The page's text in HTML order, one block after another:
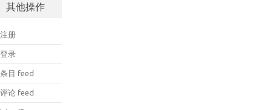
其他操作
注册
登录
条目 feed
评论 feed